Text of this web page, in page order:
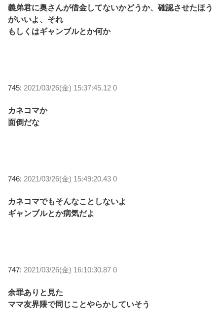
義弟君に奥さんが借金してないかどうか、確認させたほう
がいいよ、それ
もしくはギャンブルとか何か
745: 2021/03/26(金) 15:37:45.12 0
カネコマか
面倒だな
746: 2021/03/26(金) 15:49:20.43 0
カネコマでもそんなことしないよ
ギャンブルとか病気だよ
747: 2021/03/26(金) 16:10:30.87 0
余罪ありと見た
ママ友界隈で同じことやらかしていそう